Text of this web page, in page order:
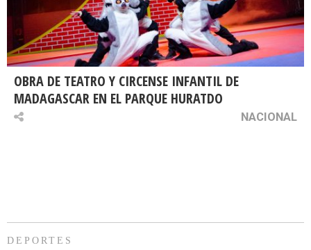
OBRA DE TEATRO Y CIRCENSE INFANTIL DE
MADAGASCAR EN EL PARQUE HURATDO
NACIONAL
DEPORTES